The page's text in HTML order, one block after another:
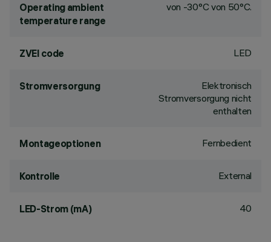
Operating ambient
temperature range
von -30°C von 50°C.
ZVEI code LED
Stromversorgung
Elektronisch
Stromversorgung nicht
enthalten
Montageoptionen Fernbedient
Kontrolle External
LED-Strom (mA) 40